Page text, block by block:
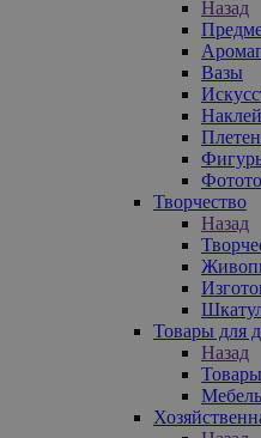
Назад
Вазы
Творчество
Назад
Товары для
Назад
Мебель